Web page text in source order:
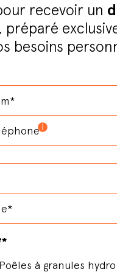
recevoir un
, préparé
besoins
*
Poêles à granules hydro